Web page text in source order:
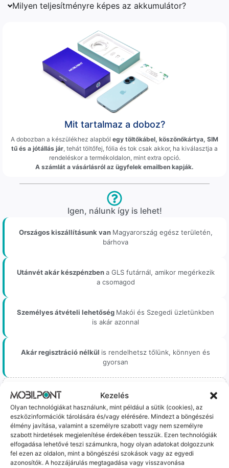
Kezelés
Olyan technológiákat használunk, mint például a sütik (cookies), az
eszközinformációk tárolására és/vagy elérésére. Mindezt a böngészési
élmény javítása, valamint a személyre szabott vagy nem személyre
szabott hirdetések megjelenítése érdekében tesszük. Ezen technológiák
elfogadása lehetővé teszi számunkra, hogy olyan adatokat dolgozzunk
fel ezen az oldalon, mint a böngészési szokások vagy az egyedi
azonosítók. A hozzájárulás megtagadása vagy visszavonása
Milyen teljesítményre képes az akkumulátor?
Mit tartalmaz a doboz?
A dobozban a készülékhez alapból egy töltőkábel, köszönőkártya, SIM
tű és a jótállás jár, tehát töltőfej, fólia és tok csak akkor, ha kiválasztja a
rendeléskor a termékoldalon, mint extra opció.
A számlát a vásárlásról az ügyfelek emailben kapják.
Igen, nálunk így is lehet!
Országos kiszállításunk van Magyarország egész területén,
bárhova
Utánvét akár készpénzbena GLS futárnál, amikor megérkezik
a csomagod
Személyes átvételi lehetőség Makói és Szegedi üzletünkben
is akár azonnal
Akár regisztráció nélkül is rendelhetsz tőlünk, könnyen és
gyorsan
Bizonyos esetekben gyári vagy prémium minőségű
alkatrészekre (pl. új akkumulátorra vagy kijelzőre)
cseréljük a régieket.
Ez mindig 100%-os, tesztelt állapotot jelent. iPhone-oknál
előfordulhat az "Ismeretlen alkatrész" jelzés, de ne aggódj, ez
csak a gyártó szoftveres üzenete – a telefonod ettől még